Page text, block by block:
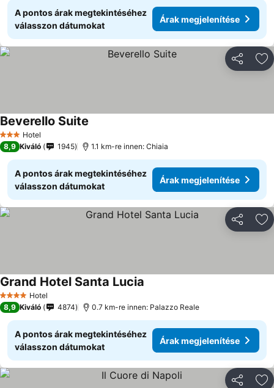
A pontos árak megtekintéséhez
válasszon dátumokat
Árak megjelenítése
3 Kategória
Hotel
Beverello Suite
8,9 Kiváló 1945 1.1 km-re innen: Chiaia
A pontos árak megtekintéséhez
válasszon dátumokat
Árak megjelenítése
4 KategóriaHotel
Grand Hotel Santa Lucia
8,9 Kiváló 4874 0.7 km-re innen: Palazzo Reale
A pontos árak megtekintéséhez
válasszon dátumokat
Árak megjelenítése